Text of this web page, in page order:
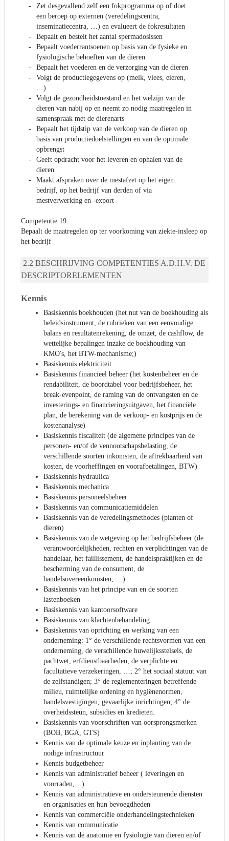
Zet desgevallend zelf een fokprogramma op of doet
een beroep op externen (veredelingscentra,
inseminatiecentra, …) en evalueert de fokresultaten
Bepaalt en bestelt het aantal spermadosissen
Bepaalt voederrantsoenen op basis van de fysieke en
fysiologische behoeften van de dieren
Bepaalt het voederen en de verzorging van de dieren
Volgt de productiegegevens op (melk, vlees, eieren,
…)
Volgt de gezondheidstoestand en het welzijn van de
dieren van nabij op en neemt zo nodig maatregelen in
samenspraak met de dierenarts
Bepaalt het tijdstip van de verkoop van de dieren op
basis van productiedoelstellingen en van de optimale
opbrengst
Geeft opdracht voor het leveren en ophalen van de
dieren
Maakt afspraken over de mestafzet op het eigen
bedrijf, op het bedrijf van derden of via
mestverwerking en -export
Competentie 19:
Bepaalt de maatregelen op ter voorkoming van ziekte-insleep op
het bedrijf
BESCHRIJVING COMPETENTIES A.D.H.V. DE
DESCRIPTORELEMENTEN
Kennis
Basiskennis boekhouden (het nut van de boekhouding als
beleidsinstrument, de rubrieken van een eenvoudige
balans en resultatenrekening, de omzet, de cashflow, de
wettelijke bepalingen inzake de boekhouding van
KMO's, het BTW-mechanisme;)
Basiskennis elektriciteit
Basiskennis financieel beheer (het kostenbeheer en de
rendabiliteit, de boordtabel voor bedrijfsbeheer, het
break-evenpoint, de raming van de ontvangsten en de
investerings- en financieringsuitgaven, het financiële
plan, de berekening van de verkoop- en kostprijs en de
kostenanalyse)
Basiskennis fiscaliteit (de algemene principes van de
personen- en/of de vennootschapsbelasting, de
verschillende soorten inkomsten, de aftrekbaarheid van
kosten, de voorheffingen en voorafbetalingen, BTW)
Basiskennis hydraulica
Basiskennis mechanica
Basiskennis personeelsbeheer
Basiskennis van communicatiemiddelen
Basiskennis van de veredelingsmethodes (planten of
dieren)
Basiskennis van de wetgeving op het bedrijfsbeheer (de
verantwoordelijkheden, rechten en verplichtingen van de
handelaar, het faillissement, de handelspraktijken en de
bescherming van de consument, de
handelsovereenkomsten, …)
Basiskennis van het principe van en de soorten
lastenboeken
Basiskennis van kantoorsoftware
Basiskennis van klachtenbehandeling
Basiskennis van oprichting en werking van een
onderneming: 1° de verschillende rechtsvormen van een
onderneming, de verschillende huwelijksstelsels, de
pachtwet, erfdienstbaarheden, de verplichte en
facultatieve verzekeringen, …; 2° het sociaal statuut van
de zelfstandigen; 3° de reglementeringen betreffende
milieu, ruimtelijke ordening en hygiënenormen,
handelsvestigingen, gevaarlijke inrichtingen; 4° de
overheidssteun, subsidies en kredieten.
Basiskennis van voorschriften van oorsprongsmerken
(BOB, BGA, GTS)
Kennis van de optimale keuze en inplanting van de
nodige infrastructuur
Kennis budgetbeheer
Kennis van administratief beheer ( leveringen en
voorraden,…)
Kennis van administratieve en ondersteunende diensten
en organisaties en hun bevoegdheden
Kennis van commerciële onderhandelingstechnieken
Kennis van communicatie
Kennis van de anatomie en fysiologie van dieren en/of